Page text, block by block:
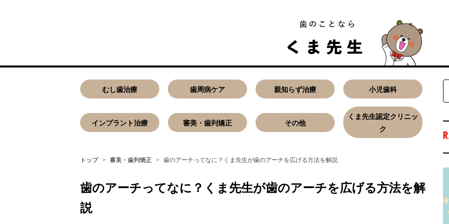
むし歯治療 歯周病ケア 親知らず治療 小児歯科
インプラント治療 審美・歯列矯正 その他
くま先生認定クリニッ
ク
トップ 審美・歯列矯正 歯のアーチってなに？くま先生が歯のアーチを広げる方法を解説
歯のアーチってなに？くま先生が歯のアーチを広げる方法を解
説